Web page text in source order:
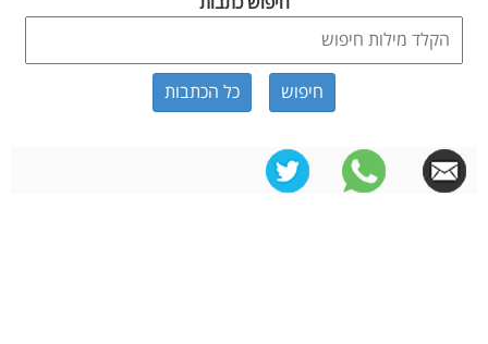
כל הכתבות